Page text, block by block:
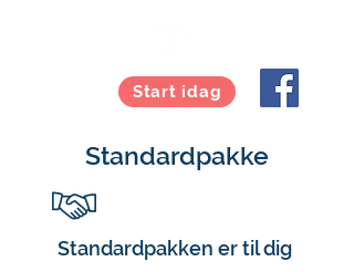
Start idag
Standardpakke
Standardpakken er til dig